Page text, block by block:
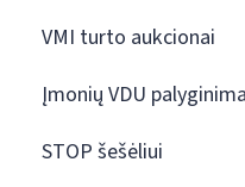
VMI turto aukcionai
Įmonių VDU
STOP šešėliui